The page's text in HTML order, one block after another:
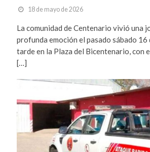
18 de mayo de 2026
La comunidad de Centenario vivió una
profunda emoción el pasado sábado 16
tarde en la Plaza del Bicentenario, con
[…]